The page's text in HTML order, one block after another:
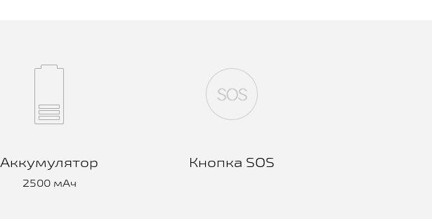
Аккумулятор
2500 мАч
Кнопка SOS